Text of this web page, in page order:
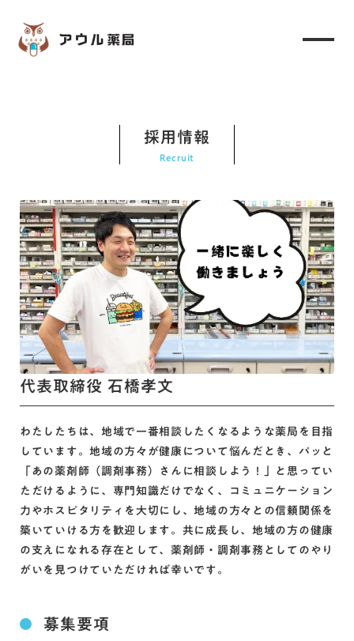
採用情報
Recruit
代表取締役 石橋孝文
わたしたちは、地域で一番相談したくなるような薬局を目指
しています。地域の方々が健康について悩んだとき、パッと
「あの薬剤師（調剤事務）さんに相談しよう！」と思ってい
ただけるように、専門知識だけでなく、コミュニケーション
力やホスピタリティを大切にし、地域の方々との信頼関係を
築いていける方を歓迎します。共に成長し、地域の方の健康
の支えになれる存在として、薬剤師・調剤事務としてのやり
がいを見つけていただければ幸いです。
募集要項